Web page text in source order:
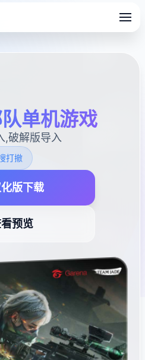
单机游戏
,破解版导入
打撤
版下载
预览